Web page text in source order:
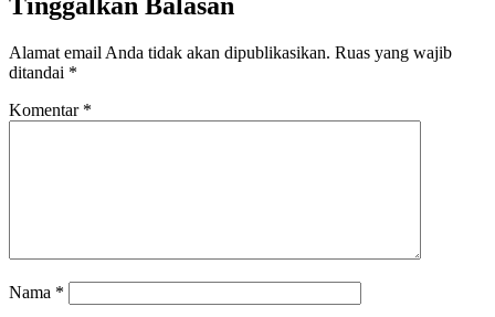
Alamat email Anda tidak akan dipublikasikan. Ruas yang wajib
ditandai *
Komentar *
Nama *